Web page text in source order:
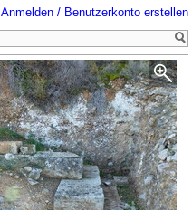
Anmelden / Benutzerkonto erstellen